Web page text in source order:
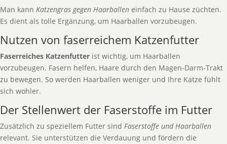
Man kann Katzengras gegen Haarballen einfach zu Hause züchten.
Es dient als tolle Ergänzung, um Haarballen vorzubeugen.
Nutzen von faserreichem Katzenfutter
Faserreiches Katzenfutter ist wichtig, um Haarballen
vorzubeugen. Fasern helfen, Haare durch den Magen-Darm-Trakt
zu bewegen. So werden Haarballen weniger und Ihre Katze fühlt
sich wohler.
Der Stellenwert der Faserstoffe im Futter
Zusätzlich zu speziellem Futter sind Faserstoffe und Haarballen
relevant. Sie unterstützen die Verdauung und fördern die